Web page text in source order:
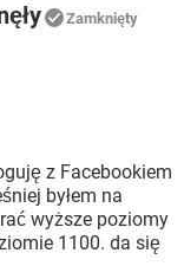
Zamknięty
z Facebookiem
byłem na
wyższe poziomy
1100. da się